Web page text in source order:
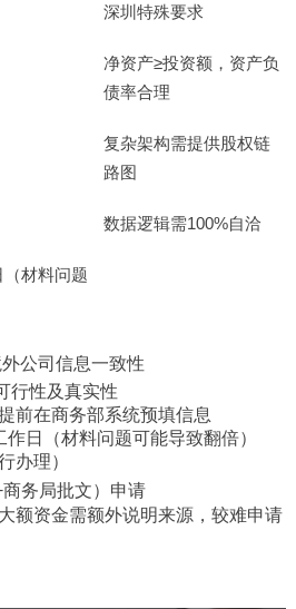
深圳特殊要求
净资产≥投资额，资产负
债率合理
复杂架构需提供股权链
路图
数据逻辑需100%自洽
（材料问题
公司信息一致性
行性及真实性
前在商务部系统预填信息
日（材料问题可能导致翻倍）
办理）
务局批文）申请
额资金需额外说明来源，较难申请